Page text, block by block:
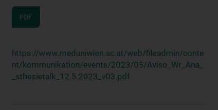
PDF
https://www.meduniwien.ac.at/web/fileadmin/conte
nt/kommunikation/events/2023/05/Aviso_Wr_Ana_
_sthesietalk_12.5.2023_v03.pdf